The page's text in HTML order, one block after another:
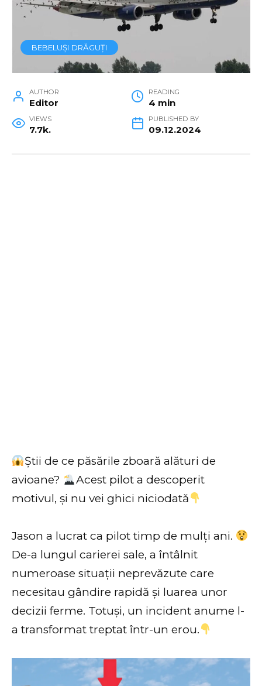
BEBELUȘI DRĂGUȚI
AUTHOR
Editor
READING
4 min
VIEWS
7.7k.
PUBLISHED BY
09.12.2024
Știi de ce păsările zboară alături de
avioane?
Acest pilot a descoperit
motivul, și nu vei ghici niciodată
Jason a lucrat ca pilot timp de mulți ani.
De-a lungul carierei sale, a întâlnit
numeroase situații neprevăzute care
necesitau gândire rapidă și luarea unor
decizii ferme. Totuși, un incident anume l-
a transformat treptat într-un erou.